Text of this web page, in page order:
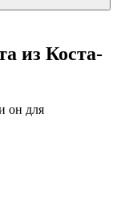
из Коста-
он для